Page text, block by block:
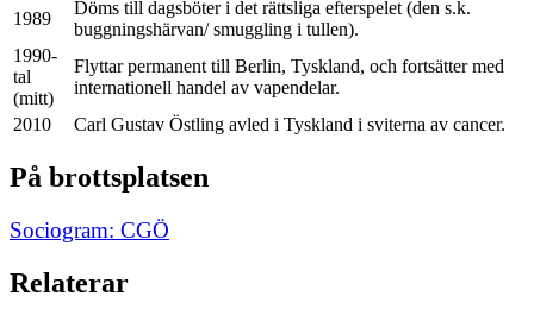
1989
Döms till dagsböter i det rättsliga efterspelet (den s.k.
buggningshärvan/ smuggling i tullen).
1990-
tal
(mitt)
Flyttar permanent till Berlin, Tyskland, och fortsätter med
internationell handel av vapendelar.
2010
Carl Gustav Östling avled i Tyskland i sviterna av cancer.
På brottsplatsen
Sociogram: CGÖ
Relaterar